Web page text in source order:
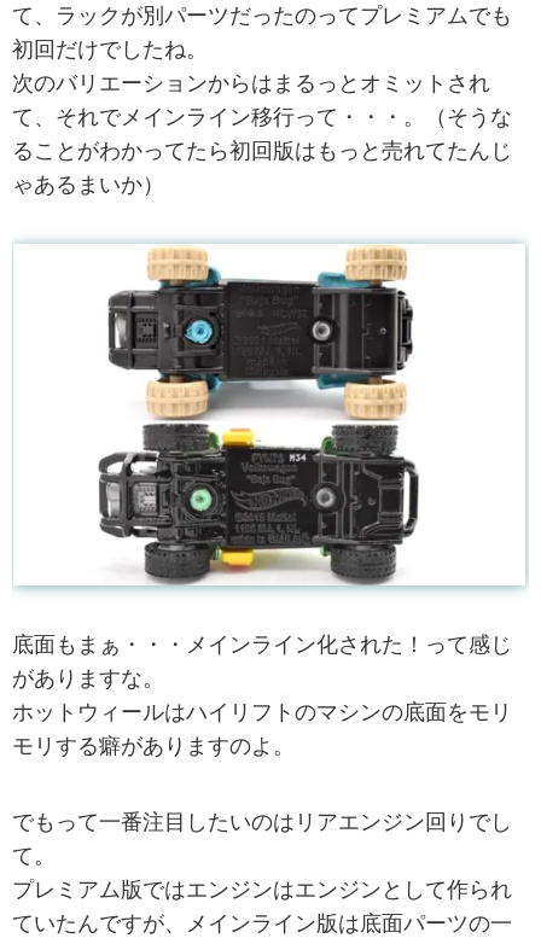
て、ラックが別パーツだったのってプレミアムでも
初回だけでしたね。
次のバリエーションからはまるっとオミットされ
て、それでメインライン移行って・・・。（そうな
ることがわかってたら初回版はもっと売れてたんじ
ゃあるまいか）
底面もまぁ・・・メインライン化された！って感じ
がありますな。
ホットウィールはハイリフトのマシンの底面をモリ
モリする癖がありますのよ。
でもって一番注目したいのはリアエンジン回りでし
て。
プレミアム版ではエンジンはエンジンとして作られ
ていたんですが、メインライン版は底面パーツの一